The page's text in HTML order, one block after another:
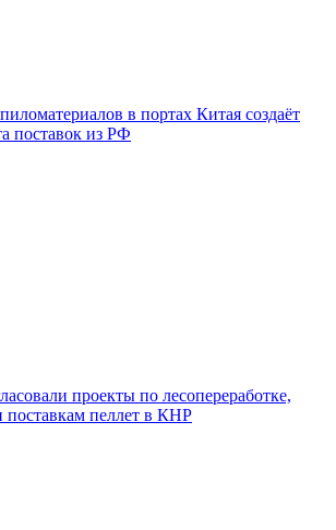
в портах Китая создаёт
поставок из РФ
проекты по лесопереработке,
пеллет в КНР